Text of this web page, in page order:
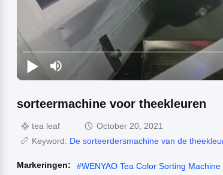
sorteermachine voor theekleuren
tea leaf
October 20, 2021
Keyword: De sorteerdersmachine van de
Markeringen: #WENYAO Tea Color Sorting Machine